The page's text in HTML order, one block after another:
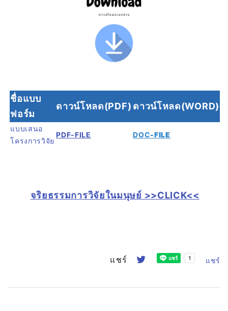
ชื่อแบบ
ฟอร์ม
ดาวน์โหลด(PDF) ดาวน์โหลด(WORD)
แบบเสนอ
โครงการวิจัย
PDF-FILE DOC-FILE
จริยธรรมการวิจัยในมนุษย์ >>CLICK<<
แชร์ แชร์